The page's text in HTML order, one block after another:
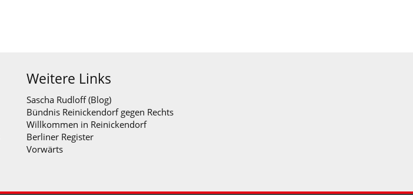
Weitere Links
Sascha Rudloff (Blog)
Bündnis Reinickendorf gegen Rechts
Willkommen in Reinickendorf
Berliner Register
Vorwärts